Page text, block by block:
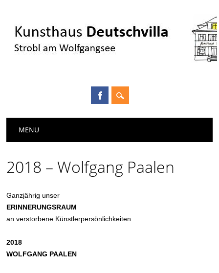
Main menu
MENU
2018 – Wolfgang Paalen
Ganzjährig unser
ERINNERUNGSRAUM
an verstorbene Künstlerpersönlichkeiten
2018
WOLFGANG PAALEN